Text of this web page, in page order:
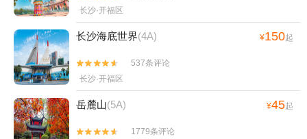
长沙·开福区
长沙海底世界(4A) ¥150起


537条评论
长沙·开福区
岳麓山(5A) ¥45起

 1779条评论